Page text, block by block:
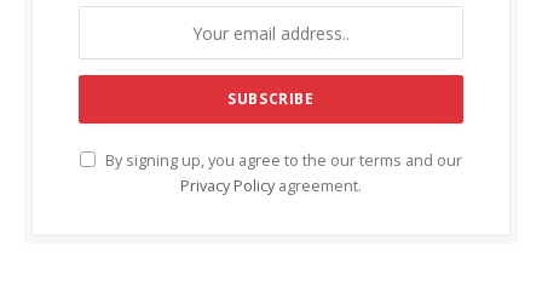
By signing up, you agree to the our terms and our
Privacy Policy agreement.